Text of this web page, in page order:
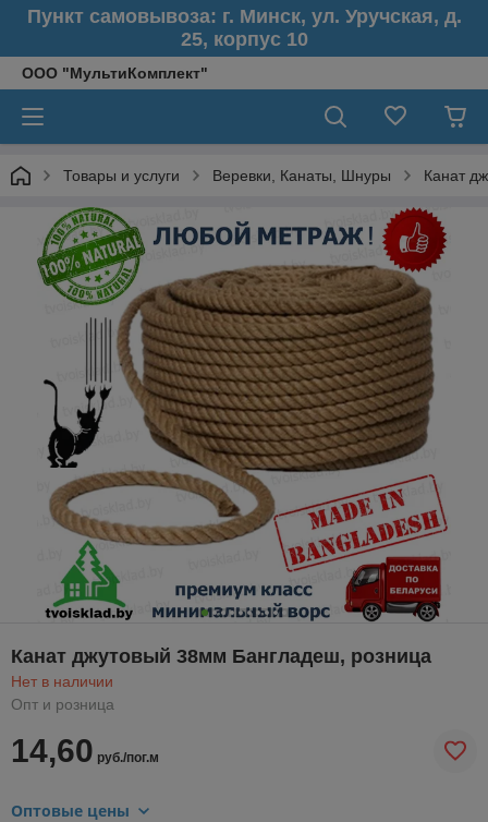
Пункт самовывоза: г. Минск, ул. Уручская, д.
25, корпус 10
ООО "МультиКомплект"
Товары и услуги Веревки, Канаты, Шнуры Канат
Канат джутовый 38мм Бангладеш, розница
Нет в наличии
Опт и розница
14,60 руб./пог.м
Оптовые цены